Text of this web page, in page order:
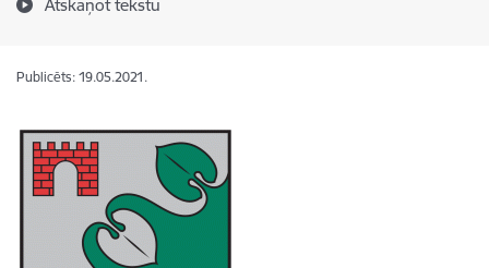
Atskaņot tekstu
Publicēts: 19.05.2021.